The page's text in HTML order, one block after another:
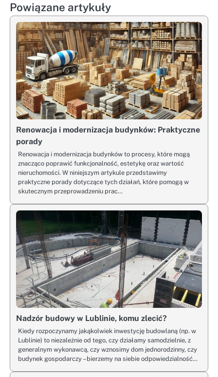
Powiązane artykuły
Renowacja i modernizacja budynków: Praktyczne
porady
Renowacja i modernizacja budynków to procesy, które mogą
znacząco poprawić funkcjonalność, estetykę oraz wartość
nieruchomości. W niniejszym artykule przedstawimy
praktyczne porady dotyczące tych działań, które pomogą w
skutecznym przeprowadzeniu prac…
Nadzór budowy w Lublinie, komu zlecić?
Kiedy rozpoczynamy jakąkolwiek inwestycję budowlaną (np. w
Lublinie) to niezależnie od tego, czy działamy samodzielnie, z
generalnym wykonawcą, czy wznosimy dom jednorodzinny, czy
budynek gospodarczy – bierzemy na siebie odpowiedzialność…